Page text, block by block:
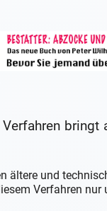
bringt
ältere und
Verfahren nur